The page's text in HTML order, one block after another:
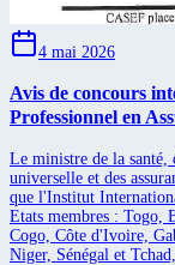
4 mai 2026
Avis de concours
Professionnel en
Le ministre de la santé,
universelle et des
que l'Institut
Etats membres : Togo,
Cogo, Côte d'Ivoire,
Niger, Sénégal et